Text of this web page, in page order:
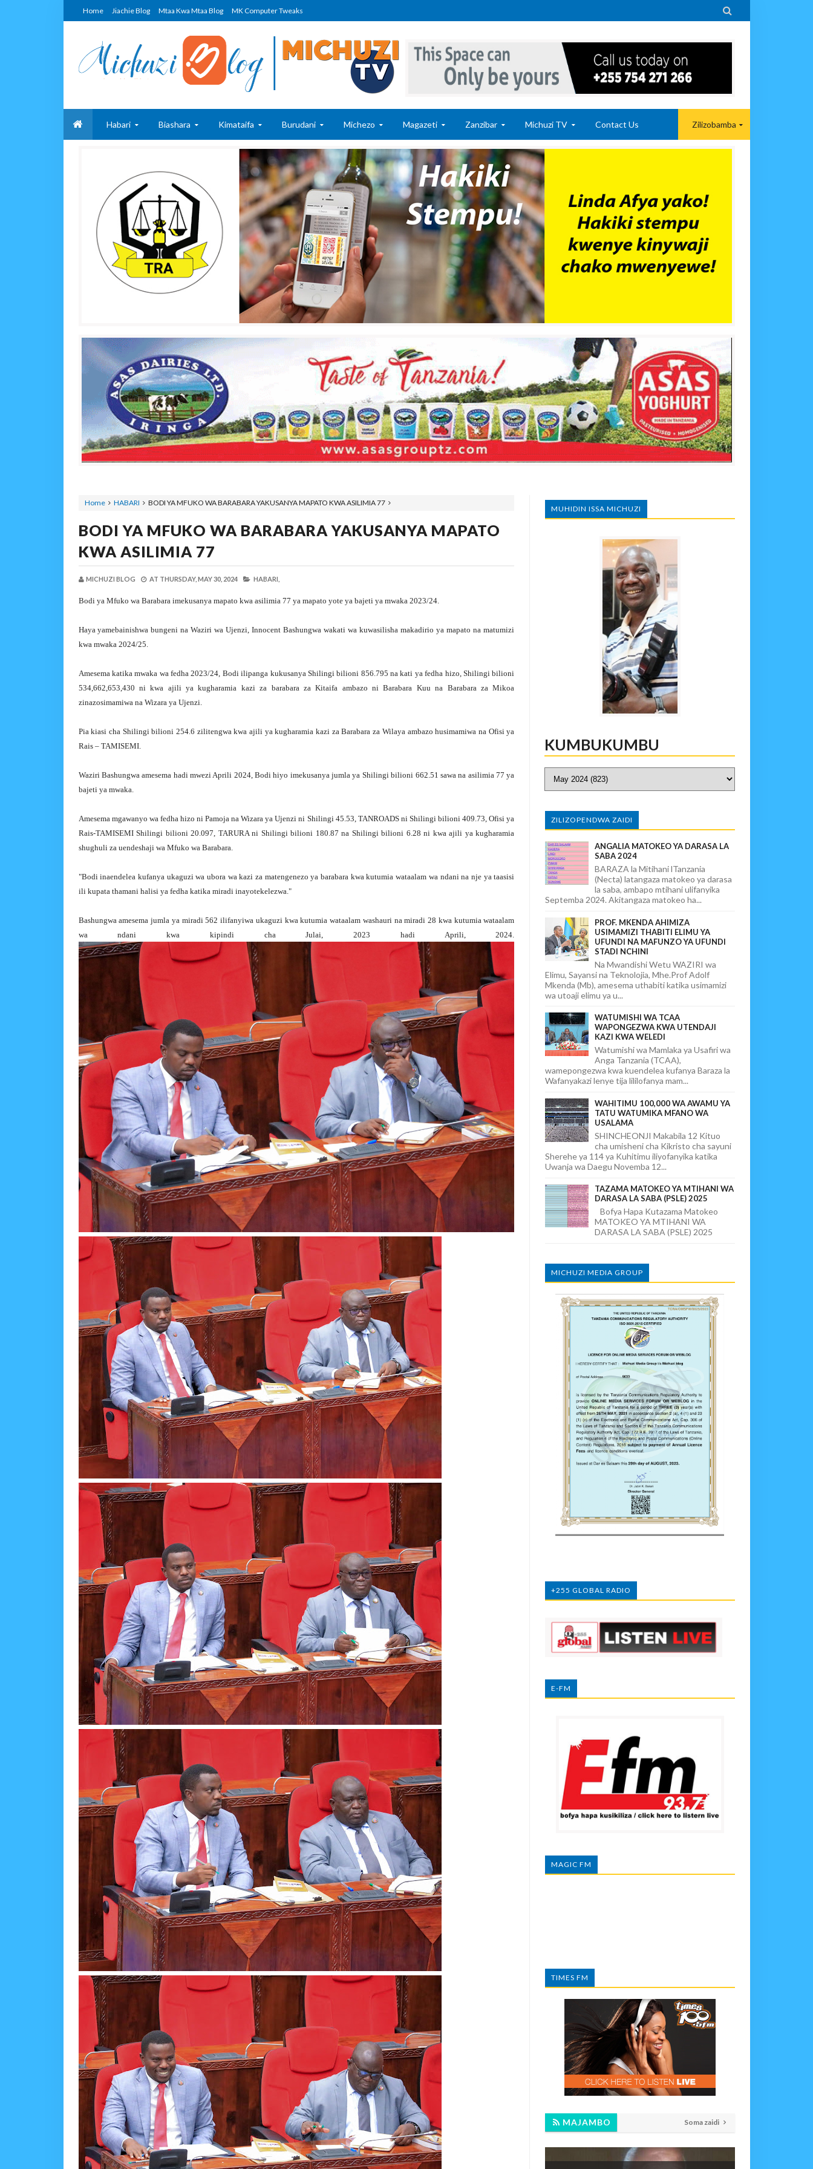
Home Jiachie Blog Mtaa Kwa Mtaa Blog MK Computer Tweaks 
Habari Biashara Kimataifa Burudani Michezo Magazeti Zanzibar Michuzi TV Contact Us Zilizobamba
Home HABARI BODI YA MFUKO WA BARABARA YAKUSANYA MAPATO KWA ASILIMIA 77
BODI YA MFUKO WA BARABARA YAKUSANYA MAPATO
KWA ASILIMIA 77
MICHUZI BLOG AT THURSDAY, MAY 30, 2024 HABARI,
Bodi ya Mfuko wa Barabara imekusanya mapato kwa asilimia 77 ya mapato yote ya bajeti ya mwaka 2023/24.
Haya yamebainishwa bungeni na Waziri wa Ujenzi, Innocent Bashungwa wakati wa kuwasilisha makadirio ya mapato na matumizi
kwa mwaka 2024/25.
Amesema katika mwaka wa fedha 2023/24, Bodi ilipanga kukusanya Shilingi bilioni 856.795 na kati ya fedha hizo, Shilingi bilioni
534,662,653,430 ni kwa ajili ya kugharamia kazi za barabara za Kitaifa ambazo ni Barabara Kuu na Barabara za Mikoa
zinazosimamiwa na Wizara ya Ujenzi.
Pia kiasi cha Shilingi bilioni 254.6 zilitengwa kwa ajili ya kugharamia kazi za Barabara za Wilaya ambazo husimamiwa na Ofisi ya
Rais – TAMISEMI.
Waziri Bashungwa amesema hadi mwezi Aprili 2024, Bodi hiyo imekusanya jumla ya Shilingi bilioni 662.51 sawa na asilimia 77 ya
bajeti ya mwaka.
Amesema mgawanyo wa fedha hizo ni Pamoja na Wizara ya Ujenzi ni Shilingi 45.53, TANROADS ni Shilingi bilioni 409.73, Ofisi ya
Rais-TAMISEMI Shilingi bilioni 20.097, TARURA ni Shilingi bilioni 180.87 na Shilingi bilioni 6.28 ni kwa ajili ya kugharamia
shughuli za uendeshaji wa Mfuko wa Barabara.
"Bodi inaendelea kufanya ukaguzi wa ubora wa kazi za matengenezo ya barabara kwa kutumia wataalam wa ndani na nje ya taasisi
ili kupata thamani halisi ya fedha katika miradi inayotekelezwa."
Bashungwa amesema jumla ya miradi 562 ilifanyiwa ukaguzi kwa kutumia wataalam washauri na miradi 28 kwa kutumia wataalam
wa ndani kwa kipindi cha Julai, 2023 hadi Aprili, 2024.
MUHIDIN ISSA MICHUZI
KUMBUKUMBU
ZILIZOPENDWA ZAIDI
ANGALIA MATOKEO YA DARASA LA
SABA 2024
BARAZA la Mitihani lTanzania
(Necta) latangaza matokeo ya darasa
la saba, ambapo mtihani ulifanyika
Septemba 2024. Akitangaza matokeo ha...
PROF. MKENDA AHIMIZA
USIMAMIZI THABITI ELIMU YA
UFUNDI NA MAFUNZO YA UFUNDI
STADI NCHINI
Na Mwandishi Wetu WAZIRI wa
Elimu, Sayansi na Teknolojia, Mhe.Prof Adolf
Mkenda (Mb), amesema uthabiti katika usimamizi
wa utoaji elimu ya u...
WATUMISHI WA TCAA
WAPONGEZWA KWA UTENDAJI
KAZI KWA WELEDI
Watumishi wa Mamlaka ya Usafiri wa
Anga Tanzania (TCAA),
wamepongezwa kwa kuendelea kufanya Baraza la
Wafanyakazi lenye tija lililofanya mam...
WAHITIMU 100,000 WA AWAMU YA
TATU WATUMIKA MFANO WA
USALAMA
SHINCHEONJI Makabila 12 Kituo
cha umisheni cha Kikristo cha sayuni
Sherehe ya 114 ya Kuhitimu iliyofanyika katika
Uwanja wa Daegu Novemba 12...
TAZAMA MATOKEO YA MTIHANI WA
DARASA LA SABA (PSLE) 2025
Bofya Hapa Kutazama Matokeo
MATOKEO YA MTIHANI WA
DARASA LA SABA (PSLE) 2025
MICHUZI MEDIA GROUP
+255 GLOBAL RADIO
E-FM
MAGIC FM
TIMES FM
MAJAMBO Soma zaidi